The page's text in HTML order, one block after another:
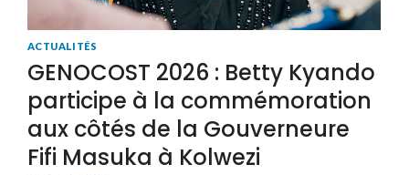
ACTUALITÉS
GENOCOST 2026 : Betty Kyando
participe à la commémoration
aux côtés de la Gouverneure
Fifi Masuka à Kolwezi